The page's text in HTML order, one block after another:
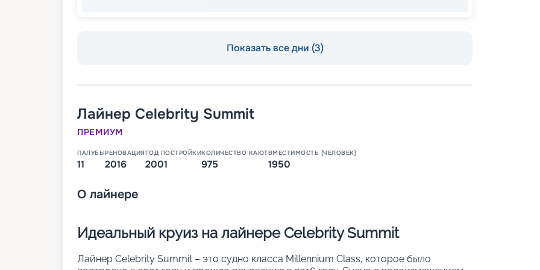
Показать все дни (3)
Лайнер Celebrity Summit
ПРЕМИУМ
ПАЛУБЫ
11
РЕНОВАЦИЯ
2016
ГОД ПОСТРОЙКИ
2001
КОЛИЧЕСТВО КАЮТ
975
ВМЕСТИМОСТЬ (ЧЕЛОВЕК)
1950
О лайнере
Идеальный круиз на лайнере Celebrity Summit
Лайнер Celebrity Summit – это судно класса Millennium Class, которое было